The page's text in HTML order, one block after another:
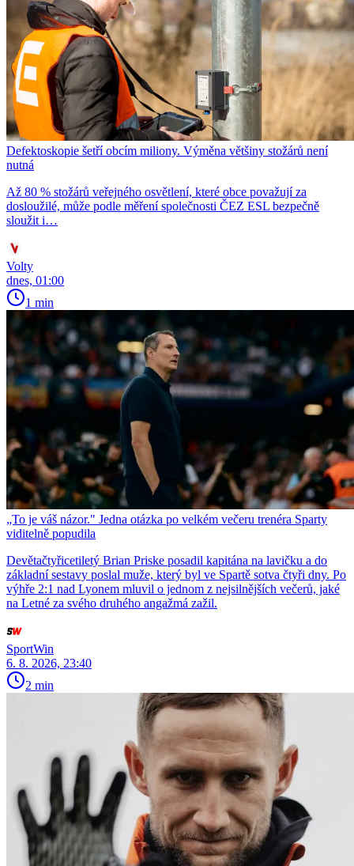
Defektoskopie šetří obcím miliony. Výměna většiny stožárů není
nutná
Až 80 % stožárů veřejného osvětlení, které obce považují za
dosloužilé, může podle měření společnosti ČEZ ESL bezpečně
sloužit i…
Volty
dnes, 01:00
1 min
„To je váš názor." Jedna otázka po velkém večeru trenéra Sparty
viditelně popudila
Devětačtyřicetiletý Brian Priske posadil kapitána na lavičku a do
základní sestavy poslal muže, který byl ve Spartě sotva čtyři dny. Po
výhře 2:1 nad Lyonem mluvil o jednom z nejsilnějších večerů, jaké
na Letné za svého druhého angažmá zažil.
SportWin
6. 8. 2026, 23:40
2 min